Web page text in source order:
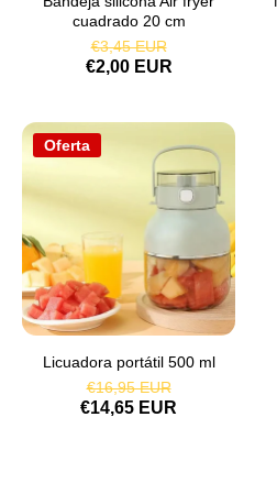
cuadrado 20 cm
€3,45 EUR
€2,00 EUR
Oferta
Licuadora portátil 500 ml
€16,95 EUR
€14,65 EUR